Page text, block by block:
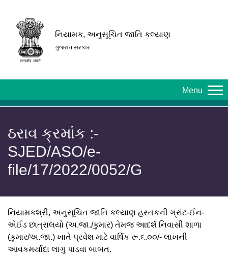
નિયામક, અનુસૂચિત જાતિ કલ્યાણ
ગુજરાત સરકાર
Menu
ઠરાવ ક્રમાંક :-
SJED/ASO/e-
file/17/2022/0052/G
નિયામકશ્રી, અનુસૂચિત જાતિ કલ્યાણ હસ્તકની ગ્રાંટ-ઈન-
એઈડ છાત્રાલયો (અ.જા./કુમાર) તેમજ આદર્શ નિવાસી શાળા
(કુમાર/અ.જા.) ખાતે પ્રવેશ માટે વાર્ષિક રૂ.૬.૦૦/- લાખની
આવકમર્યાદા લાગુ પાડવા બાબત.